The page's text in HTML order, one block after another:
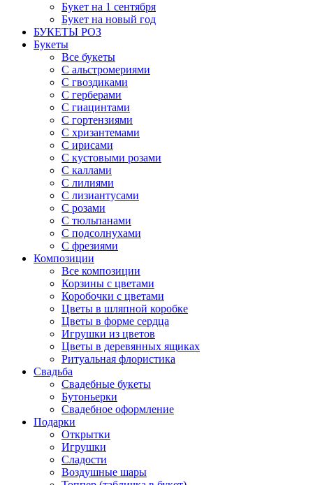
Букет на 1 сентября
Букет на новый год
БУКЕТЫ РОЗ
Букеты
Все букеты
С альстромериями
С гвоздиками
С герберами
С гиацинтами
С гортензиями
С хризантемами
С ирисами
С кустовыми розами
С каллами
С лилиями
С лизиантусами
С розами
С тюльпанами
С подсолнухами
С фрезиями
Композиции
Все композиции
Корзины с цветами
Коробочки с цветами
Цветы в шляпной коробке
Цветы в форме сердца
Игрушки из цветов
Цветы в деревянных ящиках
Ритуальная флористика
Свадьба
Свадебные букеты
Бутоньерки
Свадебное оформление
Подарки
Открытки
Игрушки
Сладости
Воздушные шары